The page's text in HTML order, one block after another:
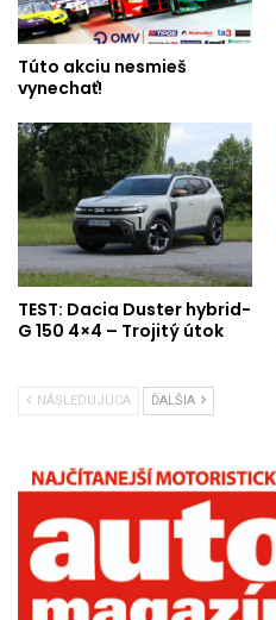
Túto akciu nesmieš
vynechať!
TEST: Dacia Duster hybrid-
G 150 4×4 – Trojitý útok
NÁSLEDUJÚCA ĎALŠIA